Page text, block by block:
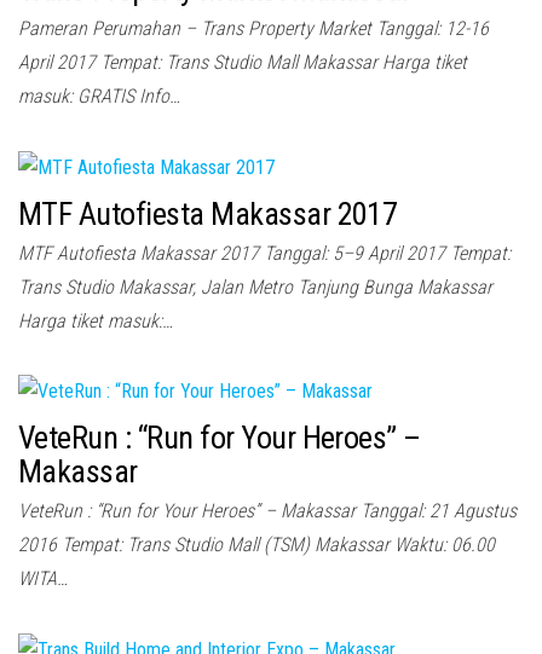
Pameran Perumahan – Trans Property Market Tanggal: 12-16
April 2017 Tempat: Trans Studio Mall Makassar Harga tiket
masuk: GRATIS Info…
MTF Autofiesta Makassar 2017
MTF Autofiesta Makassar 2017 Tanggal: 5–9 April 2017 Tempat:
Trans Studio Makassar, Jalan Metro Tanjung Bunga Makassar
Harga tiket masuk:…
VeteRun : “Run for Your Heroes” –
Makassar
VeteRun : “Run for Your Heroes” – Makassar Tanggal: 21 Agustus
2016 Tempat: Trans Studio Mall (TSM) Makassar Waktu: 06.00
WITA…